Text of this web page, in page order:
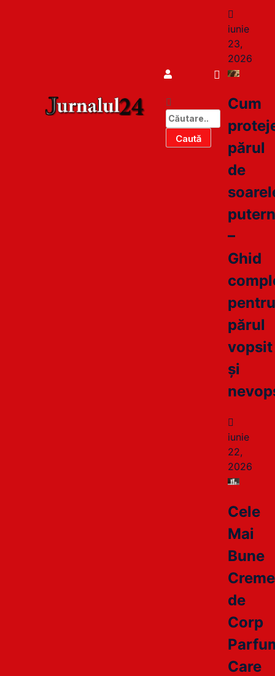
iunie
23,
2026
Cum
părul
de
–
Ghid
părul
vopsit
și
iunie
22,
2026
Cele
Mai
Bune
Creme
de
Corp
Care